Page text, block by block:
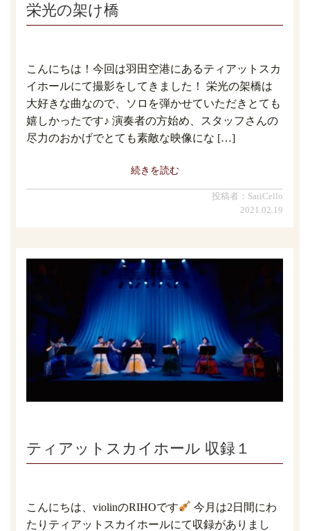
栄光の架け橋
こんにちは！今回は羽田空港にあるティアットスカ
イホールにて撮影をしてきました！ 栄光の架橋は
大好きな曲なので、ソロを弾かせていただきとても
嬉しかったです♪ 演奏者の方始め、スタッフさんの
尽力のおかげでとても素敵な映像にな […]
続きを読む
投稿者：SariCello
2021.02.19
ティアットスカイホール 収録１
こんにちは、violinのRIHOです
今月は2日間にわ
たりティアットスカイホールにて収録がありまし